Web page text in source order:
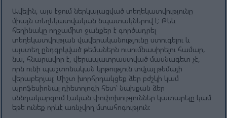
Ավելին, այս էջում ներկայացված տեղեկատվությունը
միայն տեղեկատվական նպատակներով է: Թեև
հեղինակը ողջամիտ ջանքեր է գործադրել
տեղեկատվության վավերականությունը ստուգելու և
այստեղ ընդգրկված թեմաներն ուսումնասիրելու համար,
նա, հնարավոր է, վերապատրաստված մասնագետ չէ,
որն ունի պաշտոնական կրթություն տվյալ թեմայի
վերաբերյալ: Միշտ խորհրդակցեք ձեր բժշկի կամ
պրոֆեսիոնալ դիետոլոգի հետ՝ նախքան ձեր
սննդակարգում էական փոփոխություններ կատարելը կամ
եթե ունեք որևէ առնչվող մտահոգություն: